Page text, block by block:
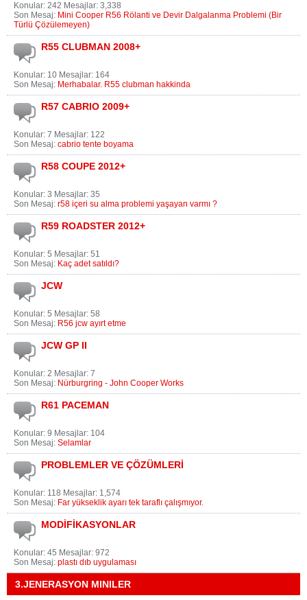
Konular: 242 Mesajlar: 3,338
Son Mesaj: Mini Cooper R56 Rölanti ve Devir Dalgalanma Problemi (Bir
Türlü Çözülemeyen)
R55 CLUBMAN 2008+
Konular: 10 Mesajlar: 164
Son Mesaj: Merhabalar. R55 clubman hakkinda
R57 CABRIO 2009+
Konular: 7 Mesajlar: 122
Son Mesaj: cabrio tente boyama
R58 COUPE 2012+
Konular: 3 Mesajlar: 35
Son Mesaj: r58 içeri su alma problemi yaşayan varmı ?
R59 ROADSTER 2012+
Konular: 5 Mesajlar: 51
Son Mesaj: Kaç adet satıldı?
JCW
Konular: 5 Mesajlar: 58
Son Mesaj: R56 jcw ayırt etme
JCW GP II
Konular: 2 Mesajlar: 7
Son Mesaj: Nürburgring - John Cooper Works
R61 PACEMAN
Konular: 9 Mesajlar: 104
Son Mesaj: Selamlar
PROBLEMLER VE ÇÖZÜMLERİ
Konular: 118 Mesajlar: 1,574
Son Mesaj: Far yükseklik ayarı tek taraflı çalışmıyor.
MODİFİKASYONLAR
Konular: 45 Mesajlar: 972
Son Mesaj: plastı dıb uygulaması
3.JENERASYON MINILER